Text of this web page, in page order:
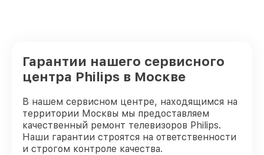
Гарантии нашего сервисного
центра Philips в Москве
В нашем сервисном центре, находящимся на
территории Москвы мы предоставляем
качественный ремонт телевизоров Philips.
Наши гарантии строятся на ответственности
и строгом контроле качества.